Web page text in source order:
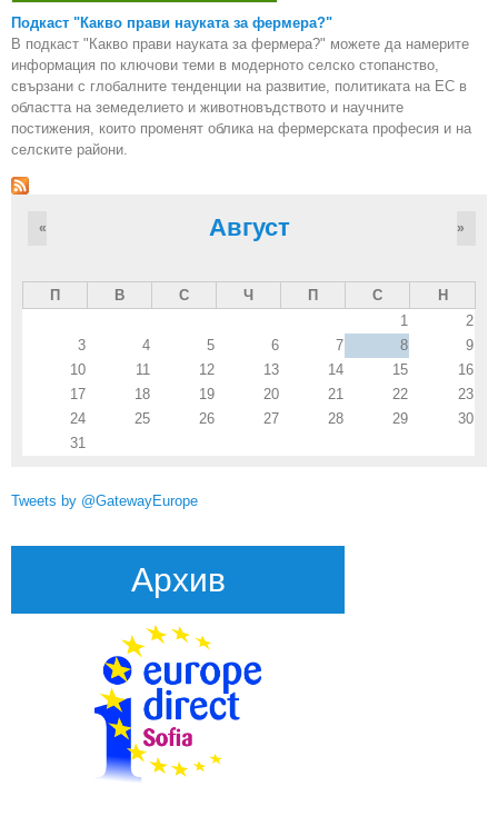
Подкаст "Какво прави науката за фермера?"
В подкаст "Какво прави науката за фермера?" можете да намерите
информация по ключови теми в модерното селско стопанство,
свързани с глобалните тенденции на развитие, политиката на ЕС в
областта на земеделието и животновъдството и научните
постижения, които променят облика на фермерската професия и на
селските райони.
Август
« »
П В С Ч П С
Н
1
2
3
4 5 6 7 8
9
10
11 12 13 14 15
16
17
18 19 20 21 22
23
24
25 26 27 28 29
30
31
Tweets by @GatewayEurope
Архив